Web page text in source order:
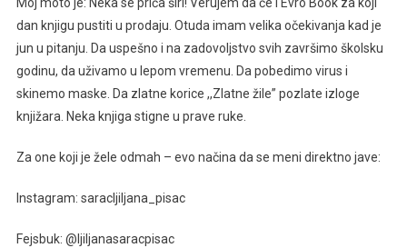
dan knjigu pustiti u prodaju. Otuda imam velika očekivanja kad je
jun u pitanju. Da uspešno i na zadovoljstvo svih završimo školsku
godinu, da uživamo u lepom vremenu. Da pobedimo virus i
skinemo maske. Da zlatne korice ,,Zlatne žile” pozlate izloge
knjižara. Neka knjiga stigne u prave ruke.
Za one koji je žele odmah – evo načina da se meni direktno jave:
Instagram: saracljiljana­­­­­­_pisac
Fejsbuk: @ljiljanasaracpisac